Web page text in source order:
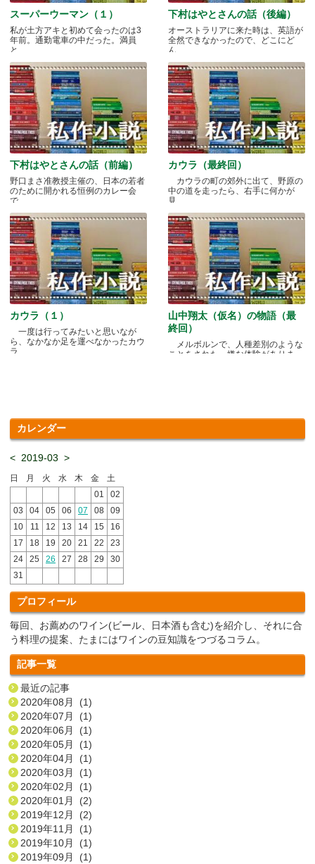
スーパーウーマン（１）
私が土方アキと初めて会ったのは3
年前。通勤電車の中だった。満員
と.....
下村はやとさんの話（後編）
オーストラリアに来た時は、英語が
全然できなかったので、どこにど
ん.....
下村はやとさんの話（前編）
野口まさ准教授主催の、日本の若者
のために開かれる恒例のカレー会
で.....
カウラ（最終回）
カウラの町の郊外に出て、野原の
中の道を走ったら、右手に何かが
見.....
カウラ（１）
一度は行ってみたいと思いなが
ら、なかなか足を運べなかったカウ
ラ.....
山中翔太（仮名）の物語（最
終回）
メルボルンで、人種差別のような
ことをされた、嫌な体験がありま
カレンダー
< 2019-03 >
日 月 火 水 木 金
土
01
02
03
04 05 06 07 08
09
10
11 12 13 14 15
16
17
18 19 20 21 22
23
24
25 26 27 28 29
30
31
プロフィール
毎回、お薦めのワイン(ビール、日本酒も含む)を紹介し、それに合
う料理の提案、たまにはワインの豆知識をつづるコラム。
記事一覧
最近の記事
2020年08月 (1)
2020年07月 (1)
2020年06月 (1)
2020年05月 (1)
2020年04月 (1)
2020年03月 (1)
2020年02月 (1)
2020年01月 (2)
2019年12月 (2)
2019年11月 (1)
2019年10月 (1)
2019年09月 (1)